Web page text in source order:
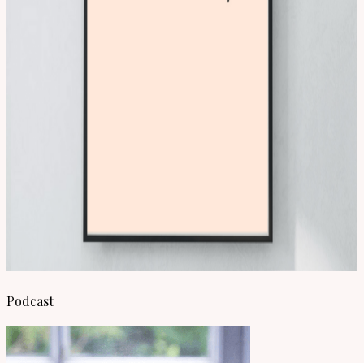
Podcast